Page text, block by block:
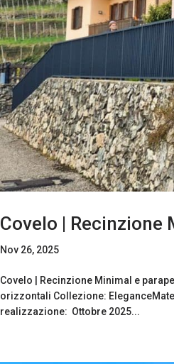
Covelo | Recinzione
Nov 26, 2025
Covelo | Recinzione Minimal e
orizzontali Collezione:
realizzazione: Ottobre 2025...